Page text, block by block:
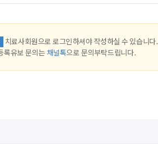
치료사회원으로 로그인하셔야 작성하실 수 있습니다.
록유보 문의는 채널톡으로 문의부탁드립니다.